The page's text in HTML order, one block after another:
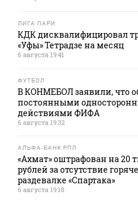
ЛИГА ПАРИ
КДК дисквалифицировал
«Уфы» Тетрадзе на месяц
6 августа 19:41
ФУТБОЛ
В КОНМЕБОЛ заявили, что
постоянными
действиями ФИФА
6 августа 19:32
АЛЬФА-БАНК РПЛ
«Ахмат» оштрафован на 20
рублей за отсутствие
раздевалке «Спартака»
6 августа 19:18